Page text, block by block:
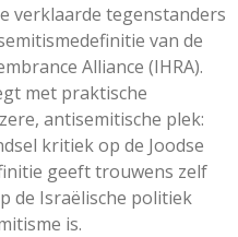
verklaarde tegenstanders
van de
Alliance (IHRA).
met praktische
antisemitische plek:
kritiek op de Joodse
geeft trouwens zelf
de Israëlische politiek
is.